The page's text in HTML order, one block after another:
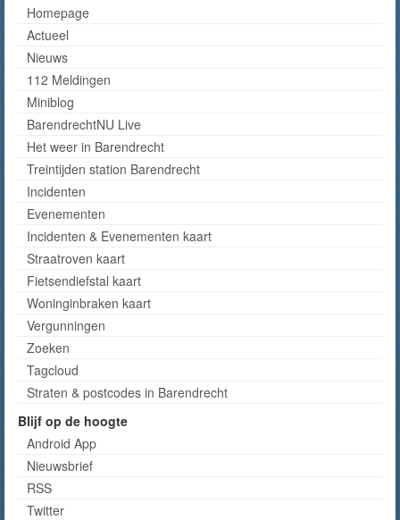
Homepage
Actueel
Nieuws
112 Meldingen
Miniblog
BarendrechtNU Live
Het weer in Barendrecht
Treintijden station Barendrecht
Incidenten
Evenementen
Incidenten & Evenementen kaart
Straatroven kaart
Fietsendiefstal kaart
Woninginbraken kaart
Vergunningen
Zoeken
Tagcloud
Straten & postcodes in Barendrecht
Blijf op de hoogte
Android App
Nieuwsbrief
RSS
Twitter